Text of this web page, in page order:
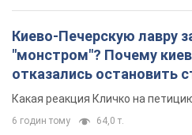
Киево-Печерскую лавру
"монстром"? Почему
отказались остановить
небоскреба
Какая реакция Кличко на
6 годин тому 64,0 т.